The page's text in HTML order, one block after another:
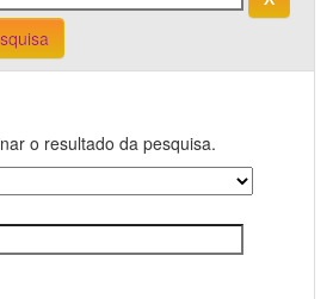
o resultado da pesquisa.